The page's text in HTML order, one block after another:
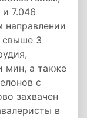
7.046
свыше 3
мин, а также
с
захвачен
в